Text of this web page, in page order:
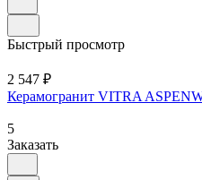
Быстрый просмотр
2 547 ₽
Керамогранит VITRA
5
Заказать